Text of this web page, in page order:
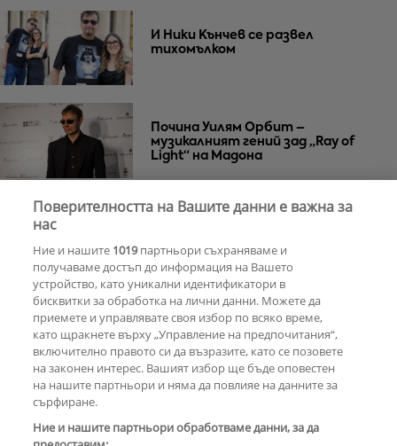
И Ники Кънчев се развел
тихомълком
Почина Уилям Орбит –
музикалният гений зад „Ray of
Light“ на Мадона
еволюция
РЕКЛАМА
КОМЕНТАРИ
Поверителността на Вашите данни е важна за
нас
Ние и нашите 1019партньори съхраняваме и
получаваме достъп до информация на Вашето
устройство, като уникални идентификатори в
бисквитки за обработка на лични данни. Можете да
приемете и управлявате своя избор по всяко време,
като щракнете върху „Управление на предпочитания“,
включително правото си да възразите, като се позовете
на законен интерес. Вашият избор ще бъде оповестен
на нашите партньори и няма да повлияе на данните за
сърфиране.
Ние и нашите партньори обработваме данни, за да